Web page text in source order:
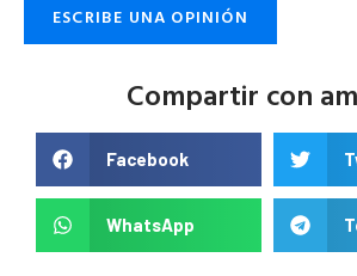
ESCRIBE UNA OPINIÓN
Compartir con
Facebook
WhatsApp